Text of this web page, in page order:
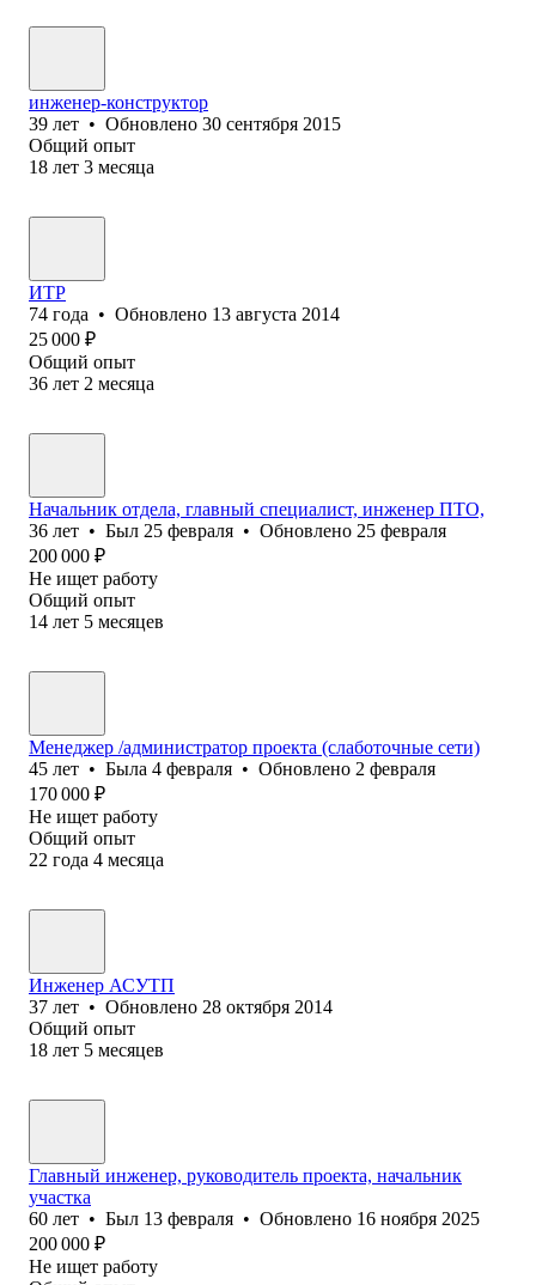
инженер-конструктор
39 лет • Обновлено 30 сентября 2015
Общий опыт
18 лет 3 месяца
ИТР
74 года • Обновлено 13 августа 2014
25 000 ₽
Общий опыт
36 лет 2 месяца
Начальник отдела, главный специалист, инженер ПТО,
36 лет • Был 25 февраля • Обновлено 25 февраля
200 000 ₽
Не ищет работу
Общий опыт
14 лет 5 месяцев
Менеджер /администратор проекта (слаботочные сети)
45 лет • Была 4 февраля • Обновлено 2 февраля
170 000 ₽
Не ищет работу
Общий опыт
22 года 4 месяца
Инженер АСУТП
37 лет • Обновлено 28 октября 2014
Общий опыт
18 лет 5 месяцев
Главный инженер, руководитель проекта, начальник
участка
60 лет • Был 13 февраля • Обновлено 16 ноября 2025
200 000 ₽
Не ищет работу